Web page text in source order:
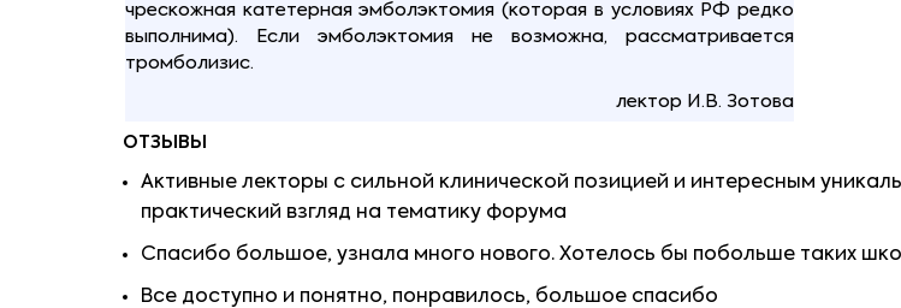
чрескожная катетерная эмболэктомия (которая в условиях РФ редко
выполнима). Если эмболэктомия не возможна, рассматривается
тромболизис.
лектор И.В. Зотова
ОТЗЫВЫ
Активные лекторы с сильной клинической позицией и интересным
практический взгляд на тематику форума
Спасибо большое, узнала много нового. Хотелось бы побольше таких
Все доступно и понятно, понравилось, большое спасибо